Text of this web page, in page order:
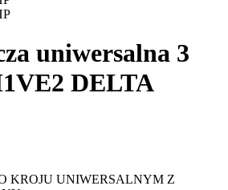
uniwersalna 3
DELTA
KROJU UNIWERSALNYM Z